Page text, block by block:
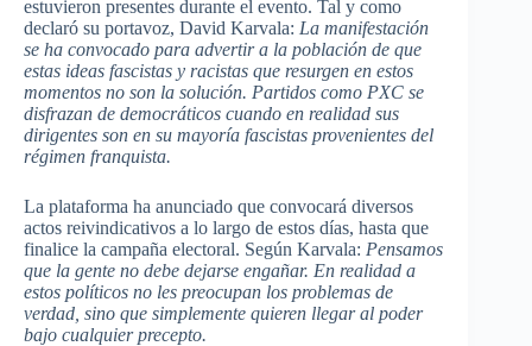
estuvieron presentes durante el evento. Tal y como
declaró su portavoz, David Karvala: La manifestación
se ha convocado para advertir a la población de que
estas ideas fascistas y racistas que resurgen en estos
momentos no son la solución. Partidos como PXC se
disfrazan de democráticos cuando en realidad sus
dirigentes son en su mayoría fascistas provenientes del
régimen franquista.
La plataforma ha anunciado que convocará diversos
actos reivindicativos a lo largo de estos días, hasta que
finalice la campaña electoral. Según Karvala: Pensamos
que la gente no debe dejarse engañar. En realidad a
estos políticos no les preocupan los problemas de
verdad, sino que simplemente quieren llegar al poder
bajo cualquier precepto.